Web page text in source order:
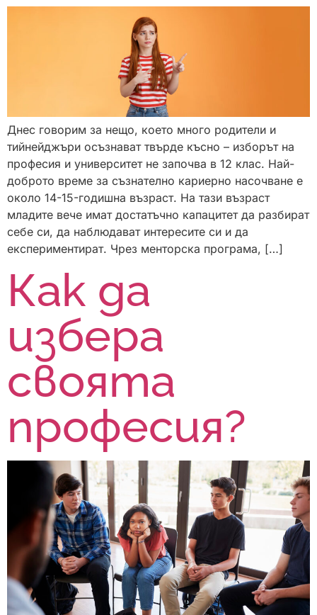
Днес говорим за нещо, което много родители и
тийнейджъри осъзнават твърде късно – изборът на
професия и университет не започва в 12 клас. Най-
доброто време за съзнателно кариерно насочване е
около 14-15-годишна възраст. На тази възраст
младите вече имат достатъчно капацитет да разбират
себе си, да наблюдават интересите си и да
експериментират. Чрез менторска програма, […]
Как да
избера
своята
професия?